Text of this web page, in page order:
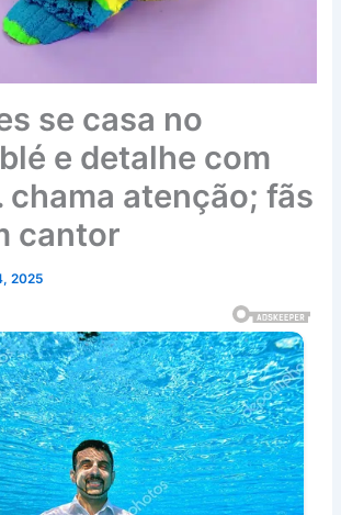
se casa no
e detalhe com
chama atenção; fãs
cantor
2025